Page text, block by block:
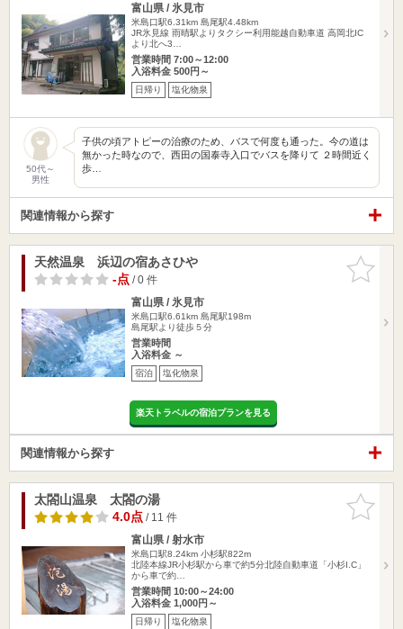
富山県 / 氷見市
米島口駅6.31km 島尾駅4.48km
JR氷見線 雨晴駅よりタクシー利用能越自動車道 高岡北IC
より北へ3…
営業時間 7:00～12:00
入浴料金 500円～
日帰り 塩化物泉
50代～
男性
子供の頃アトピーの治療のため、バスで何度も通った。今の道は
無かった時なので、西田の国泰寺入口でバスを降りて ２時間近く
歩…
関連情報から探す
お気に入
りに追加
天然温泉 浜辺の宿あさひや
-点/ 0 件
富山県 / 氷見市
米島口駅6.61km 島尾駅198m
島尾駅より徒歩５分
営業時間
入浴料金 ～
宿泊 塩化物泉
楽天トラベルの宿泊プランを見る
関連情報から探す
お気に入
りに追加
太閤山温泉 太閤の湯
4.0点/ 11 件
富山県 / 射水市
米島口駅8.24km 小杉駅822m
北陸本線JR小杉駅から車で約5分北陸自動車道「小杉I.C」
から車で約…
営業時間 10:00～24:00
入浴料金 1,000円～
日帰り 塩化物泉